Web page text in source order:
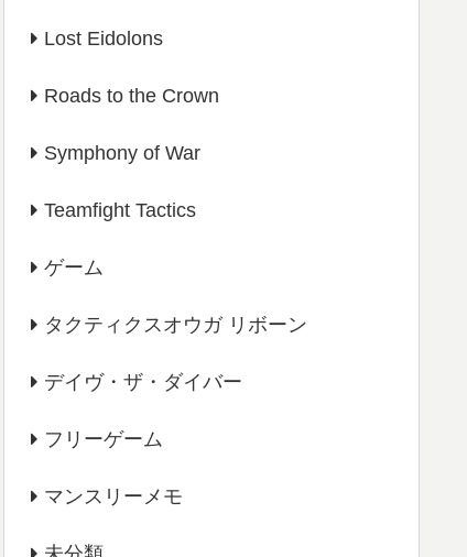
Lost Eidolons
Roads to the Crown
Symphony of War
Teamfight Tactics
ゲーム
タクティクスオウガ リボーン
デイヴ・ザ・ダイバー
フリーゲーム
マンスリーメモ